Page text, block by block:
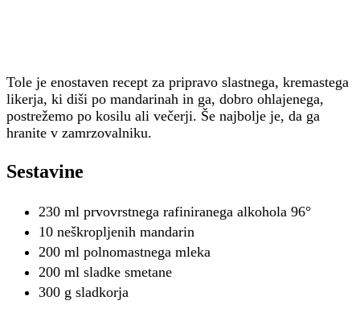
Tole je enostaven recept za pripravo slastnega, kremastega
likerja, ki diši po mandarinah in ga, dobro ohlajenega,
postrežemo po kosilu ali večerji. Še najbolje je, da ga
hranite v zamrzovalniku.
Sestavine
230 ml prvovrstnega rafiniranega alkohola 96°
10 neškropljenih mandarin
200 ml polnomastnega mleka
200 ml sladke smetane
300 g sladkorja